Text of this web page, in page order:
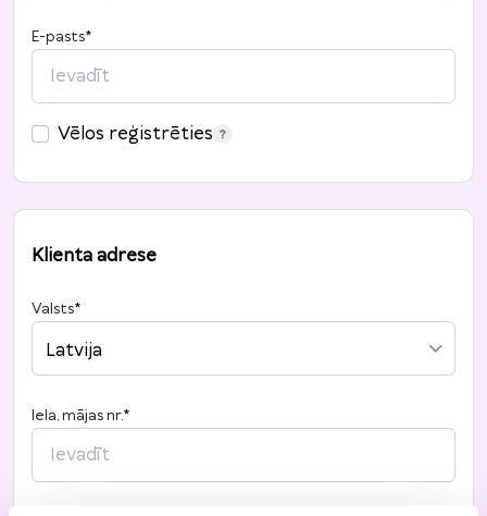
E-pasts*
Vēlos reģistrēties
Klienta adrese
Valsts*
Latvija
Iela, mājas nr.*